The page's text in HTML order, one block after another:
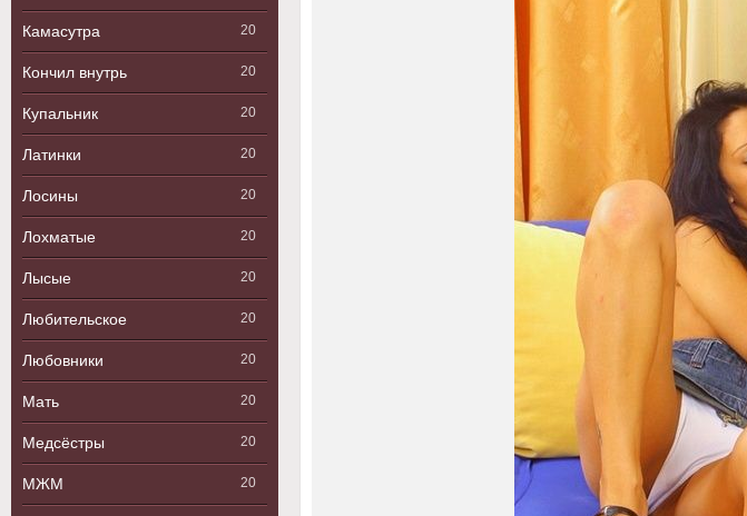
Камасутра 20
Кончил внутрь 20
Купальник 20
Латинки 20
Лосины 20
Лохматые 20
Лысые 20
Любительское 20
Любовники 20
Мать 20
Медсёстры 20
МЖМ 20